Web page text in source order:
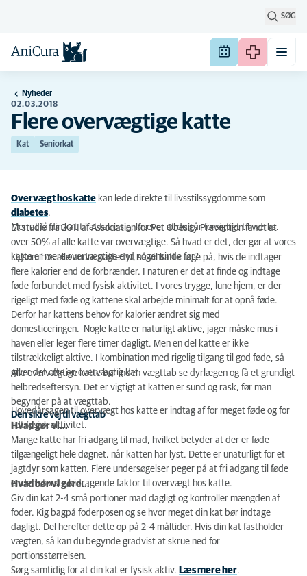
SØG
Nyheder
02.03.2018
Flere overvægtige katte
Kat Seniorkat
Overvægt hos katte kan lede direkte til livsstilssygdomme som
diabetes.
Men at få din kat til at tabe sig, kræver at du går forsigtigt til værks.
Et studie fra 2011 af Association for Pet Obesity Prevention fandt at
over 50% af alle katte var overvægtige. Så hvad er det, der gør at vores
katte er mere overvægtige end nogensinde før?
Ligsom hos alle andre pattedyr, så vil katte tage på, hvis de indtager
flere kalorier end de forbrænder. I naturen er det at finde og indtage
føde forbundet med fysisk aktivitet. I vores trygge, lune hjem, er der
rigeligt med føde og kattene skal arbejde minimalt for at opnå føde.
Derfor har kattens behov for kalorier ændret sig med
domesticeringen. Nogle katte er naturligt aktive, jager måske mus i
haven eller leger flere timer dagligt. Men en del katte er ikke
tilstrækkeligt aktive. I kombination med rigelig tilgang til god føde, så
giver det ofte en overvægtig kat.
Alle overvægtige katte bør inden vægttab se dyrlægen og få et grundigt
helbredseftersyn. Det er vigtigt at katten er sund og rask, før man
begynder på at vægttab.
Den sikre vej til vægttab
Hovedårsagen til overvægt hos katte er indtag af for meget føde og for
lidt fysisk aktivitet.
Hvad gør vi...
Mange katte har fri adgang til mad, hvilket betyder at der er føde
tilgængeligt hele døgnet, når katten har lyst. Dette er unaturligt for et
jagtdyr som katten. Flere undersøgelser peger på at fri adgang til føde
er den største bidragende faktor til overvægt hos katte.
Hvad bør vi gøre...
Giv din kat 2-4 små portioner mad dagligt og kontroller mængden af
foder. Kig bagpå foderposen og se hvor meget din kat bør indtage
dagligt. Del herefter dette op på 2-4 måltider. Hvis din kat fastholder
vægten, så kan du begynde gradvist at skrue ned for
portionsstørrelsen.
Sørg samtidig for at din kat er fysisk aktiv. Læs mere her.